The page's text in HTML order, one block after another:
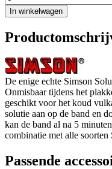
In winkelwagen
De enige echte Simson
Onmisbaar tijdens het
geschikt voor het koud
solutie aan op de band en
kan de band al na 5
combinatie met alle soorten
Passende